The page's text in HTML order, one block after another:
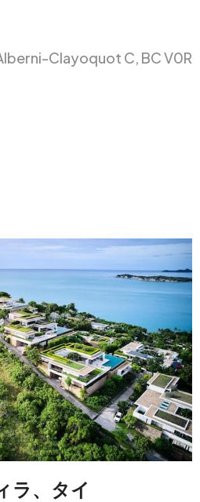
Clayoquot C, BC V0R
ラ、タイ